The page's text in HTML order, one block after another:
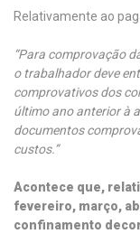
Relativamente ao
“Para comprovação
o trabalhador deve
comprovativos dos
último ano anterior à
documentos
custos.”
Acontece que,
fevereiro, março,
confinamento